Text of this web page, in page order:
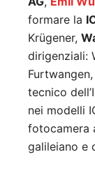
formare la
Krügener,
dirigenziali:
tecnico
nei modelli
fotocamera
galileiano e